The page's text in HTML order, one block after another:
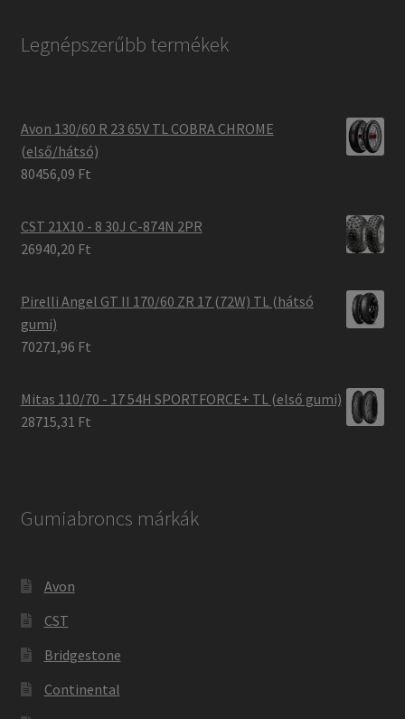
Legnépszerűbb termékek
Avon 130/60 R 23 65V TL COBRA CHROME
(első/hátsó)
80456,09 Ft
CST 21X10 - 8 30J C-874N 2PR
26940,20 Ft
Pirelli Angel GT II 170/60 ZR 17 (72W) TL (hátsó
gumi)
70271,96 Ft
Mitas 110/70 - 17 54H SPORTFORCE+ TL (első gumi)
28715,31 Ft
Gumiabroncs márkák
Avon
CST
Bridgestone
Continental